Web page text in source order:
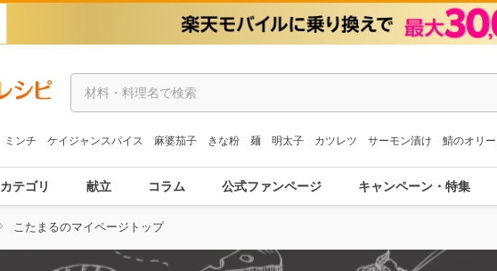
ミンチ ケイジャンスパイス 麻婆茄子 きな粉 麺 明太子 カツレツ サーモン漬け 鯖のオリ
カテゴリ 献立 コラム 公式ファンページ キャンペーン・特集
こたまるのマイページトップ